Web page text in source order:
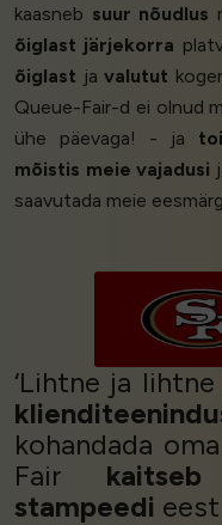
kaasneb suur nõudlus
õiglast järjekorra
õiglast ja valutut
Queue-Fair-d ei olnud
ühe päevaga! - ja
mõistis meie vajadusi
saavutada meie
‘Lihtne ja
kohandada
Fair kaitseb
stampeedi